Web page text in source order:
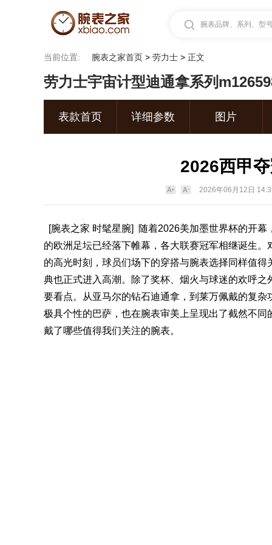
腕表品牌、系列、型
当前位置: 腕表之家首页 > 劳力士 > 正文
劳力士宇宙计型迪通拿系列
表款首页 详细参数 图片
2026西甲
2026年06月12日
[腕表之家 时髦星腕] 随着2026美加墨世界杯的开
的欧洲足坛已经落下帷幕，各大联赛冠军相继诞生。
的高光时刻，球员们场下的穿搭与腕表选择同样值得
典也正式进入高潮。除了奖杯、烟火与球迷的欢呼
要看点。从亚马尔的钻石迪通拿 ，到莱万佩戴的复
极具个性的巴萨，也在腕表审美上呈现出了截然不
戴了哪些值得我们关注的腕表。